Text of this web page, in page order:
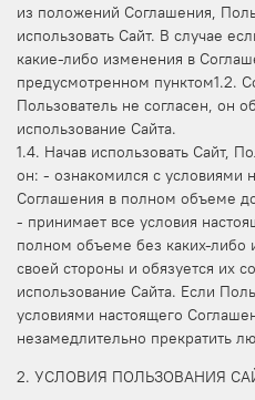
из положений Соглашения,
использовать Сайт. В случае
какие-либо изменения в
предусмотренном пунктом1.2.
Пользователь не согласен, он
использование Сайта.
1.4. Начав использовать Сайт,
он: - ознакомился с условиями
Соглашения в полном объеме
- принимает все условия
полном объеме без каких-либо
своей стороны и обязуется их
использование Сайта. Если
условиями настоящего
незамедлительно прекратить
2. УСЛОВИЯ ПОЛЬЗОВАНИЯ